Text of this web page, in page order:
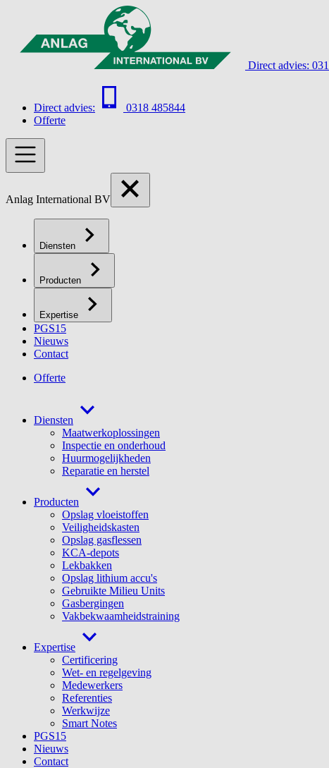
Direct advies:
Direct advies:
0318 485844
Offerte
Anlag International BV
Diensten
Producten
Expertise
PGS15
Nieuws
Contact
Offerte
Diensten
Maatwerkoplossingen
Inspectie en onderhoud
Huurmogelijkheden
Reparatie en herstel
Producten
Opslag vloeistoffen
Veiligheidskasten
Opslag gasflessen
KCA-depots
Lekbakken
Opslag lithium accu's
Gebruikte Milieu Units
Gasbergingen
Vakbekwaamheidstraining
Expertise
Certificering
Wet- en regelgeving
Medewerkers
Referenties
Werkwijze
Smart Notes
PGS15
Nieuws
Contact